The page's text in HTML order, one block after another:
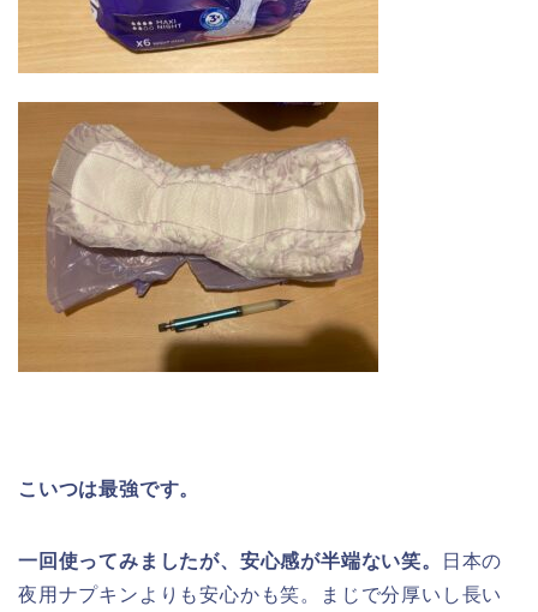
こいつは最強です。
一回使ってみましたが、安心感が半端ない笑。
日本の
夜用ナプキンよりも安心かも笑。まじで分厚いし長い